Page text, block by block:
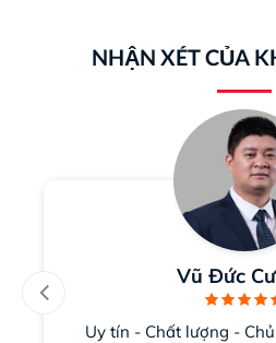
NHẬN XÉT CỦA
Vũ Đức
Uy tín - Chất lượng -